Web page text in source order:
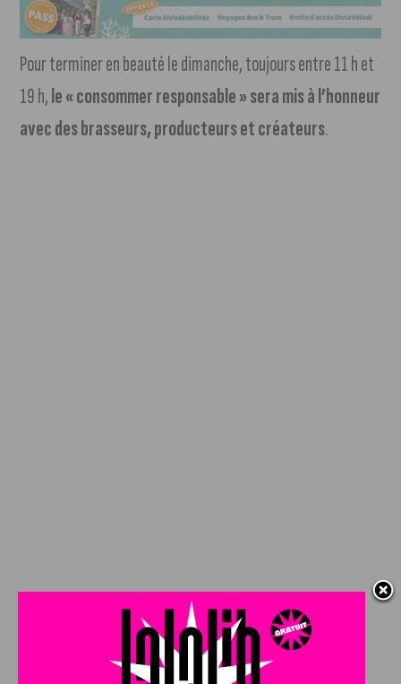
Pour terminer en beauté le dimanche, toujours entre 11 h et
19 h,le « consommer responsable » sera mis à l’honneur
avec des brasseurs, producteurs et créateurs.
Depositphotos